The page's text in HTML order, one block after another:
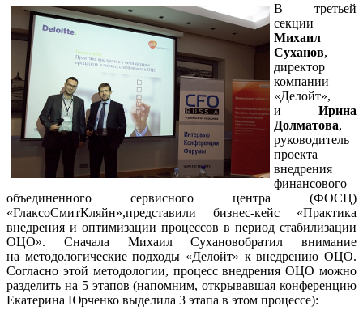
В третьей
секции
Михаил
Суханов,
директор
компании
«Делойт»,
и Ирина
Долматова,
руководитель
проекта
внедрения
финансового
объединенного сервисного центра (ФОСЦ)
«ГлаксоСмитКляйн»,представили бизнес-кейс «Практика
внедрения и оптимизации процессов в период стабилизации
ОЦО». Сначала Михаил Сухановобратил внимание
на методологические подходы «Делойт» к внедрению ОЦО.
Согласно этой методологии, процесс внедрения ОЦО можно
разделить на 5 этапов (напомним, открывавшая конференцию
Екатерина Юрченко выделила 3 этапа в этом процессе):